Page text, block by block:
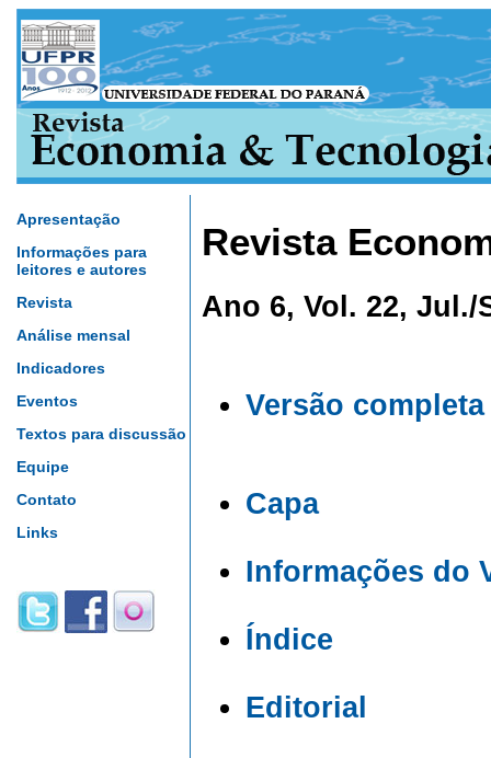
Apresentação
Informações para
leitores e autores
Revista
Análise mensal
Indicadores
Eventos
Textos para discussão
Equipe
Contato
Links
Revista
Ano 6, Vol. 22, Jul./
Versão completa
Capa
Informações do
Índice
Editorial